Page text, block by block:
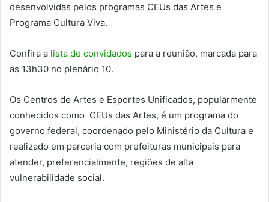
desenvolvidas pelos programas CEUs das Artes e
Programa Cultura Viva.
Confira a lista de convidados para a reunião, marcada para
as 13h30 no plenário 10.
Os Centros de Artes e Esportes Unificados, popularmente
conhecidos como CEUs das Artes, é um programa do
governo federal, coordenado pelo Ministério da Cultura e
realizado em parceria com prefeituras municipais para
atender, preferencialmente, regiões de alta
vulnerabilidade social.